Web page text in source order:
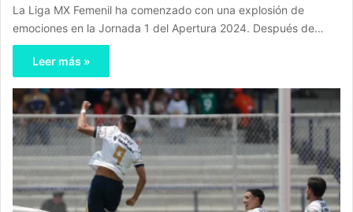
La Liga MX Femenil ha comenzado con una explosión de
emociones en la Jornada 1 del Apertura 2024. Después de…
Leer más »